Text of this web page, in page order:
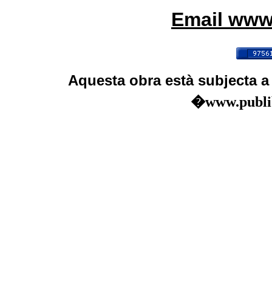
Email
Aquesta obra està subjecta